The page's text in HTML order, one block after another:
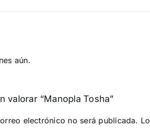
aún.
valorar “Manopla Tosha”
electrónico no será publicada.